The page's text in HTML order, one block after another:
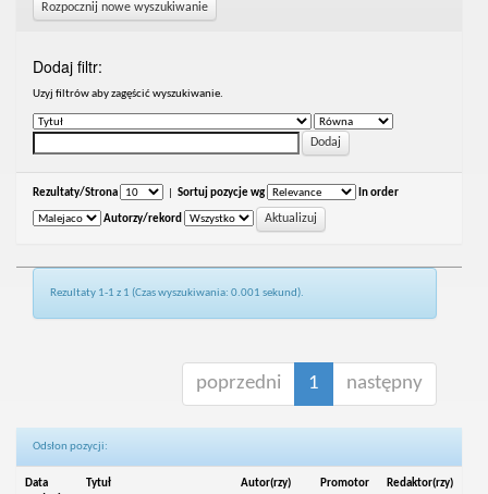
Rozpocznij nowe wyszukiwanie
Dodaj filtr:
Uzyj filtrów aby zagęścić wyszukiwanie.
Rezultaty/Strona Sortuj pozycje wg In order
Autorzy/rekord
Rezultaty 1-1 z 1 (Czas wyszukiwania: 0.001 sekund).
poprzedni 1 następny
Odsłon pozycji:
Data Tytuł Autor(rzy) Promotor Redaktor(rzy)